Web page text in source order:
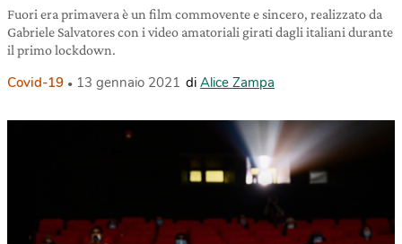
Fuori era primavera è un film commovente e sincero, realizzato da
Gabriele Salvatores con i video amatoriali girati dagli italiani durante
il primo lockdown.
Covid-19 13 gennaio 2021 di Alice Zampa